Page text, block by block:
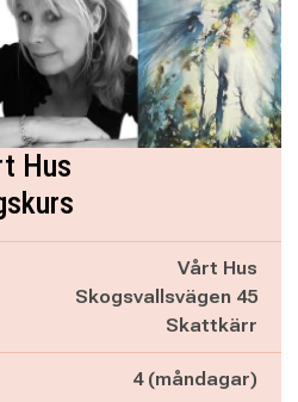
Hus
Vårt Hus
Skogsvallsvägen 45
Skattkärr
4 (måndagar)